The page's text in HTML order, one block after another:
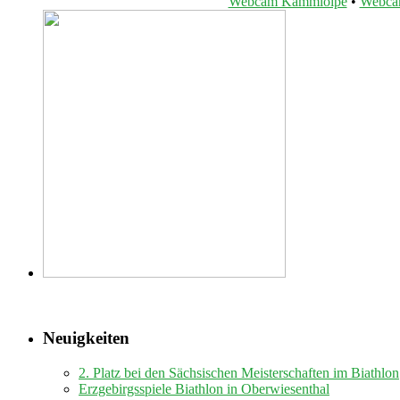
Neuigkeiten
2. Platz bei den Sächsischen Meisterschaften im Biathlon
Erzgebirgsspiele Biathlon in Oberwiesenthal